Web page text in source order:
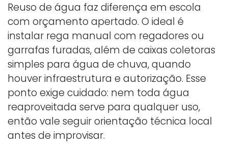
Reuso de água faz diferença em escola
com orçamento apertado. O ideal é
instalar rega manual com regadores ou
garrafas furadas, além de caixas coletoras
simples para água de chuva, quando
houver infraestrutura e autorização. Esse
ponto exige cuidado: nem toda água
reaproveitada serve para qualquer uso,
então vale seguir orientação técnica local
antes de improvisar.